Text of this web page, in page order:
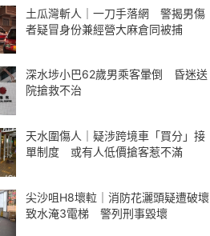
土瓜灣斬人｜一刀手落網 警揭男傷
者疑冒身份兼經營大麻倉同被捕
深水埗小巴62歲男乘客暈倒 昏迷送
院搶救不治
天水圍傷人｜疑涉跨境車「買分」接
單制度 或有人低價搶客惹不滿
尖沙咀H8壞𨋢｜消防花灑頭疑遭破壞
致水淹3電梯 警列刑事毀壞